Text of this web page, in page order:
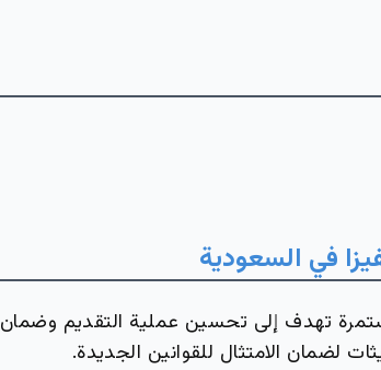
في السعودية
تهدف إلى تحسين عملية التقديم وضمان
لضمان الامتثال للقوانين الجديدة.